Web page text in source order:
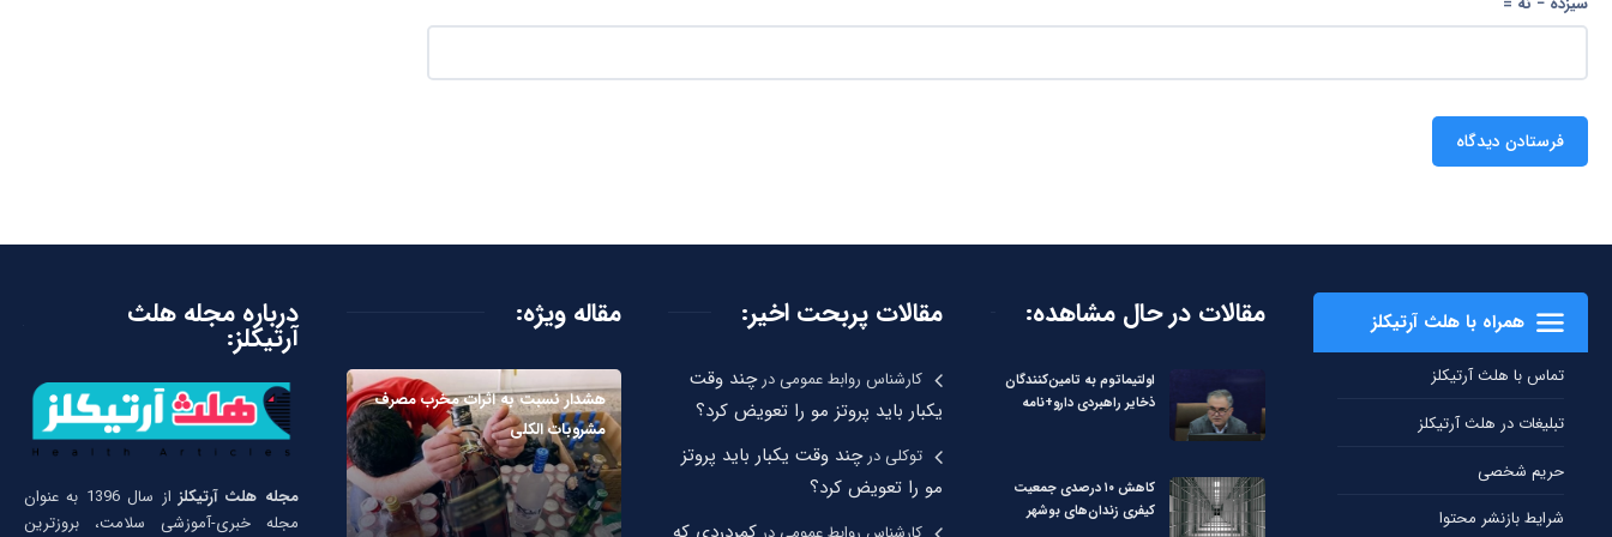
همراه با هلث آرتیکلز
تماس با هلث آرتیکلز
تبلیغات در هلث آرتیکلز
حریم شخصی
شرایط بازنشر محتوا
مقالات در حال مشاهده:
اولتیماتوم به تامین‌کنندگان
ذخایر راهبردی دارو+نامه
کاهش ۱۰ درصدی جمعیت
کیفری زندان‌های بوشهر
مقالات پربحت اخیر:
کارشناس روابط عمومیدرچند وقت
یکبار باید پروتز مو را تعویض کرد؟
توکلیدرچند وقت یکبار باید پروتز
مو را تعویض کرد؟
مقاله ویژه:
هشدار نسبت به اثرات مخرب مصرف
مشروبات الکلی
درباره مجله هلث
آرتیکلز:
مجله هلث آرتیکلز
از سال 1396 به عنوان
مجله خبری-آموزشی سلامت، بروزترین